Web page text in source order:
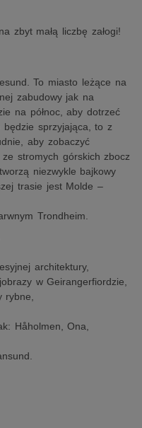
zbyt małą liczbę załogi!
To miasto leżące na
zabudowy jak na
na północ, aby dotrzeć
sprzyjająca, to z
aby zobaczyć
stromych górskich zbocz
niezwykle bajkowy
trasie jest Molde –
Trondheim.
architektury,
w Geirangerfiordzie,
Håholmen, Ona,